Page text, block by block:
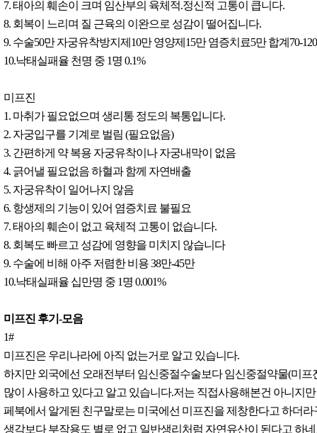
7. 태아의 훼손이 크며 임산부의 육체적.정신적 고통이 큽니다.
8. 회복이 느리며 질 근육의 이완으로 성감이 떨어집니다.
9. 수술50만 자궁유착방지제10만 영양제15만 염증치료5만 합계70-
10.낙태실패율 천명 중 1명 0.1%
미프진
1. 마취가 필요없으며 생리통 정도의 복통입니다.
2. 자궁입구를 기계로 벌림 (필요없음)
3. 간편하게 약 복용 자궁유착이나 자궁내막이 없음
4. 긁어낼 필요없음 하혈과 함께 자연배출
5. 자궁유착이 일어나지 않음
6. 항생제의 기능이 있어 염증치료 불필요
7. 태아의 훼손이 없고 육체적 고통이 없습니다.
8. 회복도 빠르고 성감에 영향을 미치지 않습니다
9. 수술에 비해 아주 저렴한 비용 38만-45만
10.낙태실패율 십만명 중 1명 0.001%
미프진 후기-모음
1#
미프진은 우리나라에 아직 없는거로 알고 있습니다.
하지만 외국에선 오래전부터 임신중절수술보다 임신중절약물(미프
많이 사용하고 있다고 알고 있습니다.저는 직접사용해본건 아니지만
페북에서 알게된 친구말로는 미국에선 미프진을 제창한다고 하더라
생각보다 부작용도 별로 없고 일반생리처럼 자연유산이 된다고 하